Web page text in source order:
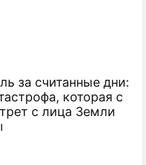
за считанные дни:
которая с
с лица Земли
из "Барселоны"
поваром
во